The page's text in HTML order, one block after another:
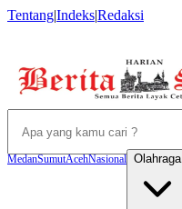
Tentang|Indeks|Redaksi
MedanSumutAcehNasional Olahraga